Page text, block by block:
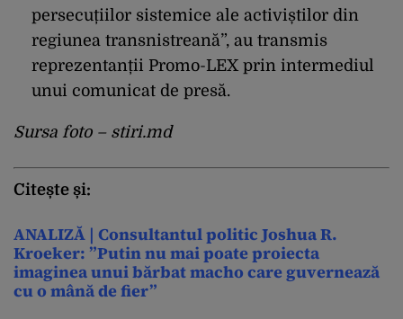
persecuțiilor sistemice ale activiștilor din
regiunea transnistreană”, au transmis
reprezentanții Promo-LEX prin intermediul
unui comunicat de presă.
Sursa foto – stiri.md
Citește și:
ANALIZĂ | Consultantul politic Joshua R.
Kroeker: ”Putin nu mai poate proiecta
imaginea unui bărbat macho care guvernează
cu o mână de fier”